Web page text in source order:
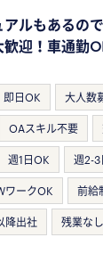
ルもあるの
迎！車通勤
即日OK 大人数
OAスキル不要
週1日OK 週2-3
ワークOK 前給
降出社 残業なし